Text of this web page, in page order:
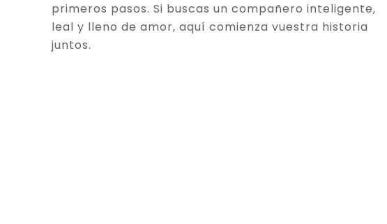
primeros pasos. Si buscas un compañero inteligente,
leal y lleno de amor, aquí comienza vuestra historia
juntos.